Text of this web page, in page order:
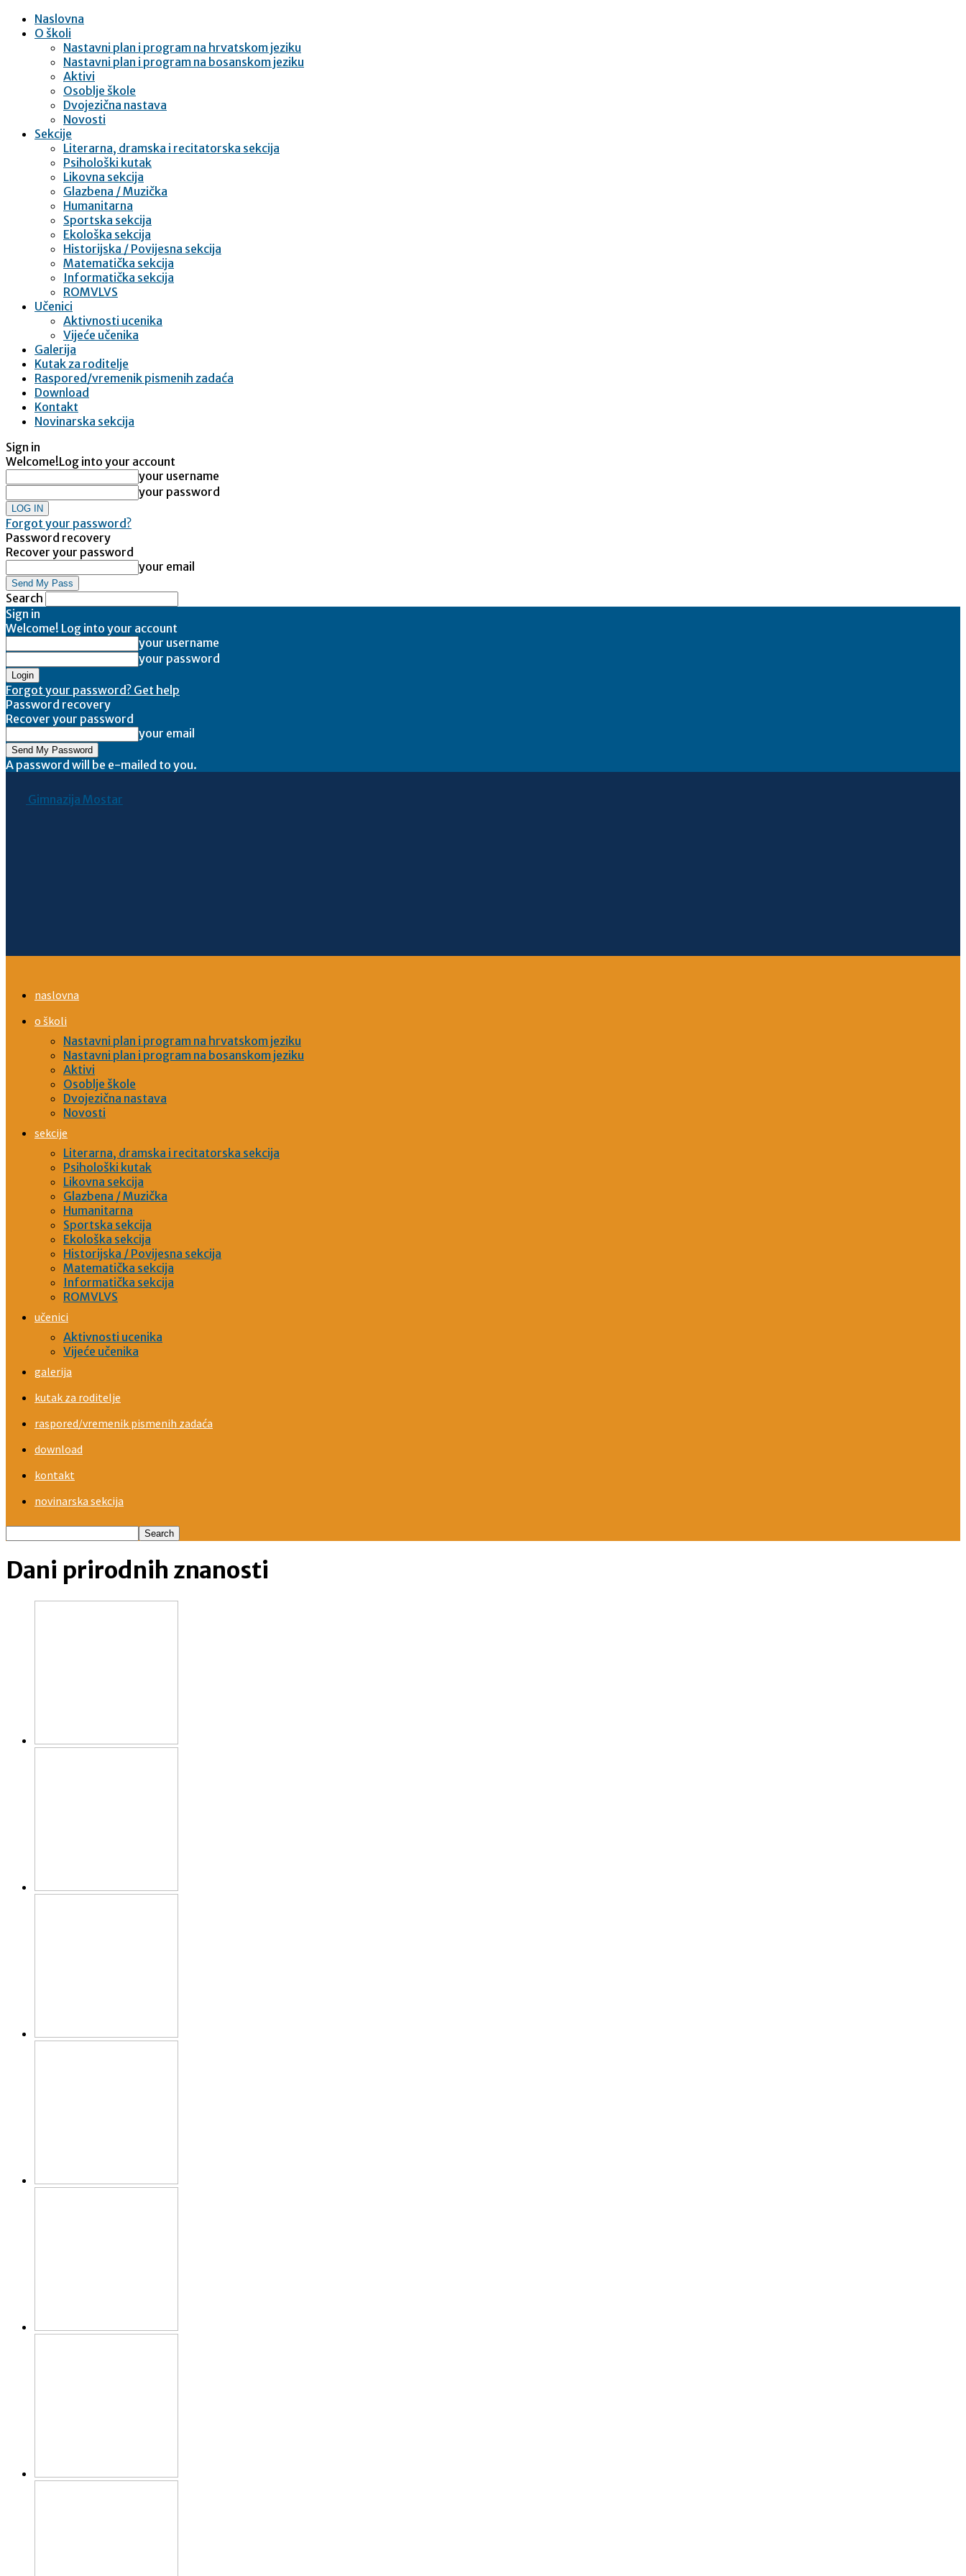
Naslovna
O školi
Nastavni plan i program na hrvatskom jeziku
Nastavni plan i program na bosanskom jeziku
Aktivi
Osoblje škole
Dvojezična nastava
Novosti
Sekcije
Literarna, dramska i recitatorska sekcija
Psihološki kutak
Likovna sekcija
Glazbena / Muzička
Humanitarna
Sportska sekcija
Ekološka sekcija
Historijska / Povijesna sekcija
Matematička sekcija
Informatička sekcija
ROMVLVS
Učenici
Aktivnosti ucenika
Vijeće učenika
Galerija
Kutak za roditelje
Raspored/vremenik pismenih zadaća
Download
Kontakt
Novinarska sekcija
Sign in
Welcome!Log into your account
your username
your password
Forgot your password?
Password recovery
Recover your password
your email
Search
Sign in
Welcome! Log into your account
your username
your password
Forgot your password? Get help
Password recovery
Recover your password
your email
A password will be e-mailed to you.
Gimnazija Mostar
naslovna
o školi
Nastavni plan i program na hrvatskom jeziku
Nastavni plan i program na bosanskom jeziku
Aktivi
Osoblje škole
Dvojezična nastava
Novosti
sekcije
Literarna, dramska i recitatorska sekcija
Psihološki kutak
Likovna sekcija
Glazbena / Muzička
Humanitarna
Sportska sekcija
Ekološka sekcija
Historijska / Povijesna sekcija
Matematička sekcija
Informatička sekcija
ROMVLVS
učenici
Aktivnosti ucenika
Vijeće učenika
galerija
kutak za roditelje
raspored/vremenik pismenih zadaća
download
kontakt
novinarska sekcija
Dani prirodnih znanosti